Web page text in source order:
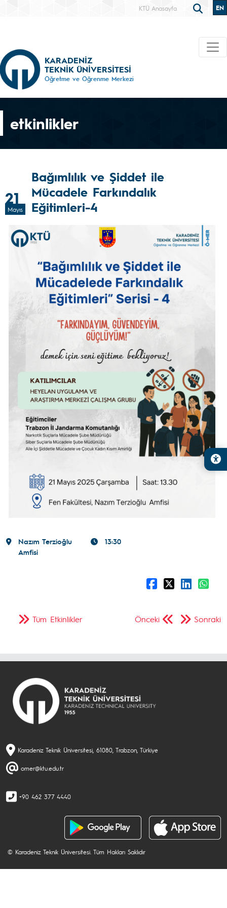
KTÜ Anasayfa EN
KARADENİZ
TEKNİK ÜNİVERSİTESİ
Öğretme ve Öğrenme Merkezi
etkinlikler
21
Mayıs
Bağımlılık ve Şiddet ile
Mücadele Farkındalık
Eğitimleri-4
Nazım Terzioğlu
Amfisi
13:30
Önceki Sonraki
Tüm Etkinlikler
Karadeniz Teknik Üniversitesi, 61080, Trabzon, Türkiye
omer@ktu.edu.tr
+90 462 377 4440
© Karadeniz Teknik Üniversitesi. Tüm Hakları Saklıdır